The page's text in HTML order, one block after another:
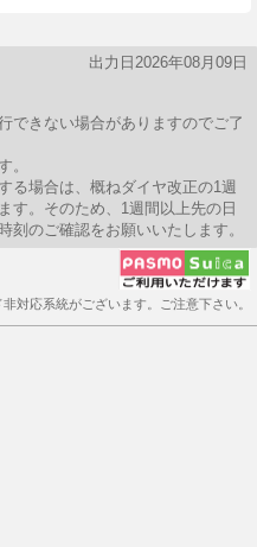
出力日2026年08月09日
きない場合がありますのでご了
。
る場合は、概ねダイヤ改正の1週
す。そのため、1週間以上先の日
刻のご確認をお願いいたします。
対応系統がございます。ご注意下さい。